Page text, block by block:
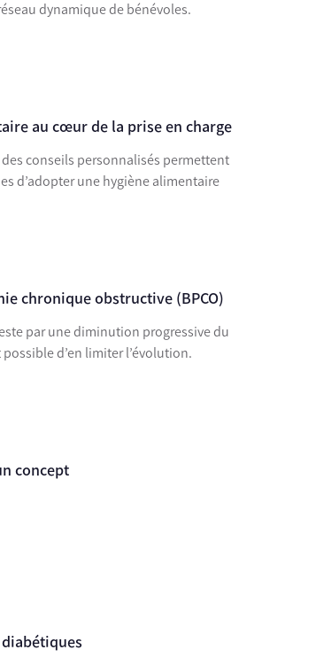
dynamique de bénévoles.
au cœur de la prise en charge
conseils personnalisés permettent
d’adopter une hygiène alimentaire
chronique obstructive (BPCO)
par une diminution progressive du
d’en limiter l’évolution.
concept